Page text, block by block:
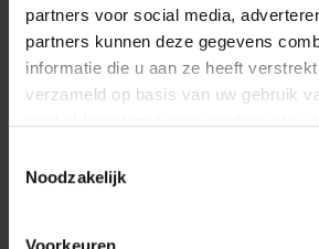
partners voor social media,
partners kunnen deze gegevens
informatie die u aan ze heeft
verzameld op basis van uw gebruik
Noodzakelijk
Voorkeuren
Recevez un coffret apéritif !
Alors nous avons quelque chose de
Nous vous livrons avec plaisir un